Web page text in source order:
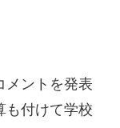
メントを発表
も付けて学校